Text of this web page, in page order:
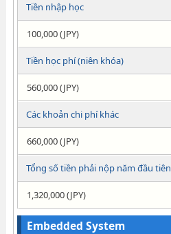
Tiền nhập học
100,000 (JPY)
Tiền học phí (niên khóa)
560,000 (JPY)
Các khoản chi phí khác
660,000 (JPY)
Tổng số tiền phải nộp năm đầu tiên
1,320,000 (JPY)
Embedded System